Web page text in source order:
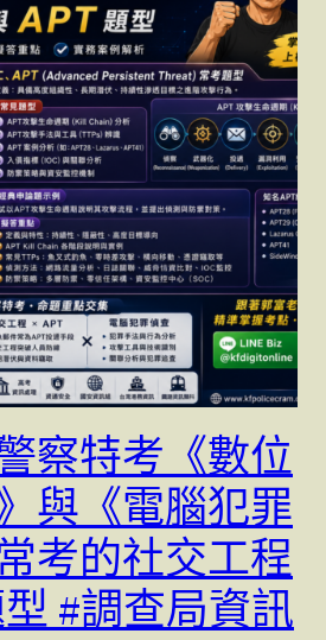
察特考《數位
與《電腦犯罪
考的社交工程
#調查局資訊